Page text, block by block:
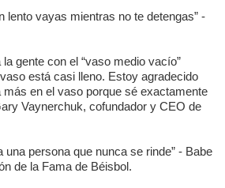
lento vayas mientras no te detengas” -
gente con el “vaso medio vacío”
está casi lleno. Estoy agradecido
más en el vaso porque sé exactamente
Vaynerchuk, cofundador y CEO de
una persona que nunca se rinde” - Babe
de la Fama de Béisbol.